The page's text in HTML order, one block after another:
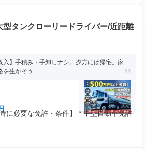
型タンクローリードライバー/近距離
入】手積み・手卸しナシ。夕方には帰宅。家
を生かそう...
に必要な免許・条件】 * 中型自動車免許